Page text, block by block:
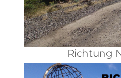
Richtung